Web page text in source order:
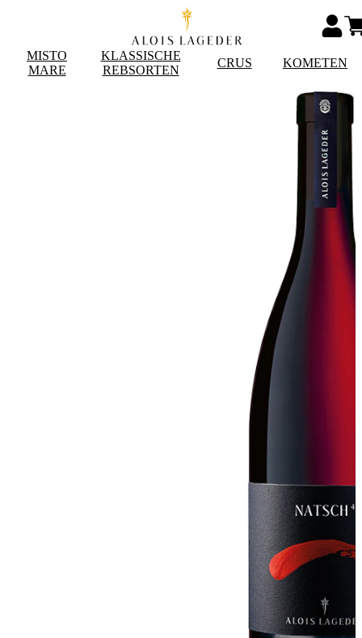
MISTO
MARE
KLASSISCHE
REBSORTEN
CRUS KOMETEN